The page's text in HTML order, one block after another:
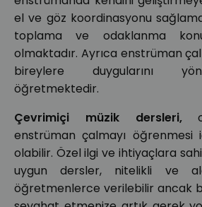
el ve göz koordinasyonu
toplama ve odaklanma
olmaktadır. Ayrıca enstrüman
bireylere duygularını
öğretmektedir.
Çevrimiçi müzik dersleri,
enstrüman çalmayı
olabilir. Özel ilgi ve ihtiyaçlara
uygun dersler, nitelikli ve
öğretmenlerce verilebilir ancak